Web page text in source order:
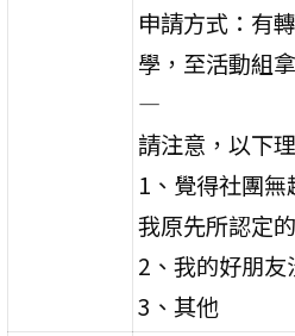
申請方式：有
學，至活動組
—
請注意，以下
1、覺得社團
我原先所認定
2、我的好朋
3、其他